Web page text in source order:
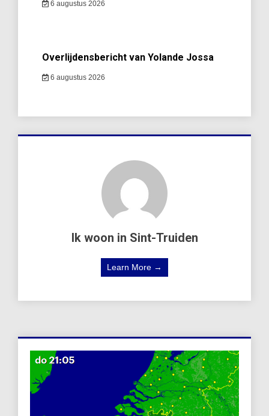
6 augustus 2026
Overlijdensbericht van Yolande Jossa
6 augustus 2026
Ik woon in Sint-Truiden
Learn More →